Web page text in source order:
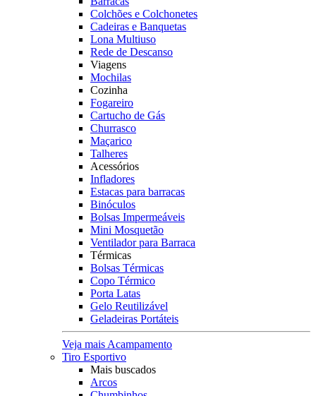
Colchões e Colchonetes
Cadeiras e Banquetas
Lona Multiuso
Rede de Descanso
Viagens
Mochilas
Cozinha
Fogareiro
Cartucho de Gás
Churrasco
Maçarico
Talheres
Acessórios
Infladores
Estacas para barracas
Binóculos
Bolsas Impermeáveis
Mini Mosquetão
Ventilador para Barraca
Térmicas
Bolsas Térmicas
Copo Térmico
Porta Latas
Gelo Reutilizável
Geladeiras Portáteis
Veja mais Acampamento
Tiro Esportivo
Mais buscados
Arcos